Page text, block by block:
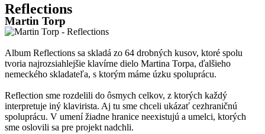
Reflections
Martin Torp
Album Reflections sa skladá zo 64 drobných kusov, ktoré spolu
tvoria najrozsiahlejšie klavírne dielo Martina Torpa, ďalšieho
nemeckého skladateľa, s ktorým máme úzku spoluprácu.
Reflection sme rozdelili do ôsmych celkov, z ktorých každý
interpretuje iný klavirista. Aj tu sme chceli ukázať cezhraničnú
spoluprácu. V umení žiadne hranice neexistujú a umelci, ktorých
sme oslovili sa pre projekt nadchli.